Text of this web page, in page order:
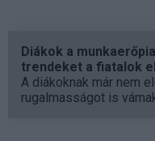
Diákok a
trendeket a fiatalok
A diákoknak már nem
rugalmasságot is